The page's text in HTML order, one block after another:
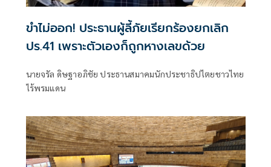
ขำไม่ออก! ประธานผู้ลี้ภัยเรียกร้องยกเลิก
ปร.41 เพราะตัวเองก็ถูกหางเลขด้วย
นายจรัล ดิษฐาอภิชัย ประธานสมาคมนักประชาธิปไตยชาวไทย
ไร้พรมแดน